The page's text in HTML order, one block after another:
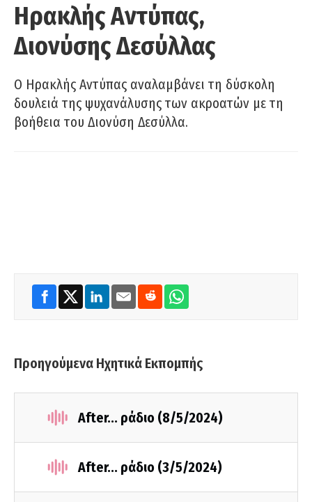
Ηρακλής Αντύπας,
Διονύσης Δεσύλλας
Ο Ηρακλής Αντύπας αναλαμβάνει τη δύσκολη
δουλειά της ψυχανάλυσης των ακροατών με τη
βοήθεια του Διονύση Δεσύλλα.
Προηγούμενα Ηχητικά Εκπομπής
After... ράδιο (8/5/2024)
After... ράδιο (3/5/2024)